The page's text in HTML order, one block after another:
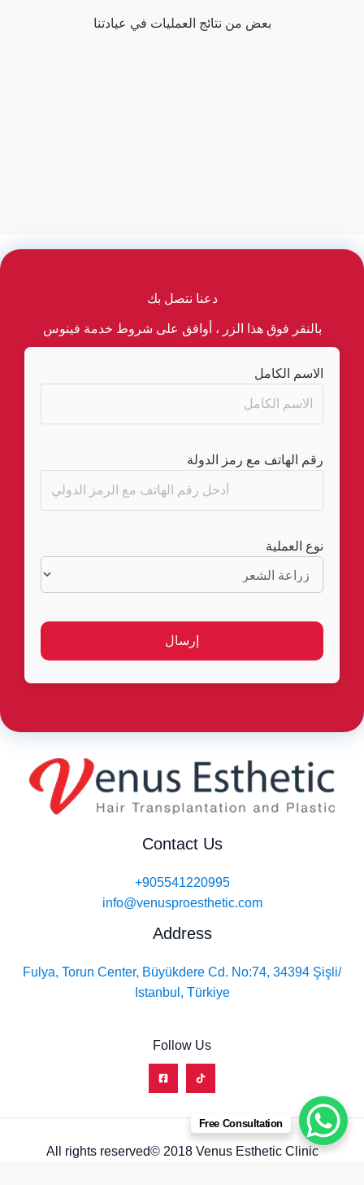
بعض من نتائج العمليات في عيادتنا
دعنا نتصل بك
بالنقر فوق هذا الزر ، أوافق على شروط خدمة فينوس
الاسم الكامل
رقم الهاتف مع رمز الدولة
نوع العملية
Contact Us
+905541220995
info@venusproesthetic.com
Address
Fulya, Torun Center, Büyükdere Cd. No:74, 34394 Şişli/
Istanbul, Türkiye
Follow Us
All rights reserved© 2018 Venus Esthetic Clinic
Free Consultation